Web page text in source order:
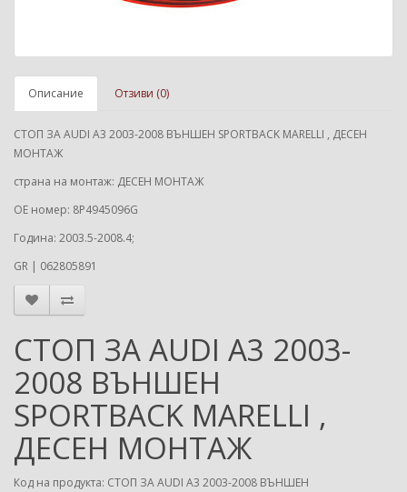
Описание Отзиви (0)
СТОП ЗА AUDI A3 2003-2008 ВЪНШЕН SPORTBACK MARELLI , ДЕСЕН
МОНТАЖ
страна на монтаж: ДЕСЕН МОНТАЖ
ОЕ номер: 8P4945096G
Година: 2003.5-2008.4;
GR | 062805891
СТОП ЗА AUDI A3 2003-
2008 ВЪНШЕН
SPORTBACK MARELLI ,
ДЕСЕН МОНТАЖ
Код на продукта: СТОП ЗА AUDI A3 2003-2008 ВЪНШЕН